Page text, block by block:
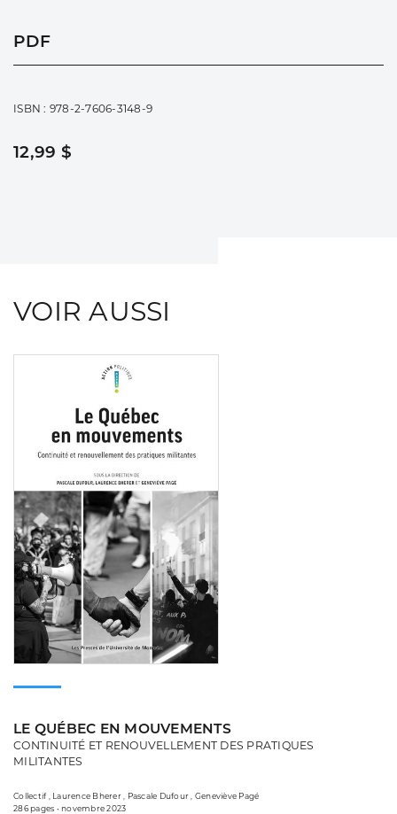
PDF
ISBN : 978-2-7606-3148-9
12,99 $
VOIR AUSSI
LE QUÉBEC EN MOUVEMENTS
CONTINUITÉ ET RENOUVELLEMENT DES PRATIQUES
MILITANTES
Collectif , Laurence Bherer , Pascale Dufour , Geneviève Pagé
286 pages • novembre 2023